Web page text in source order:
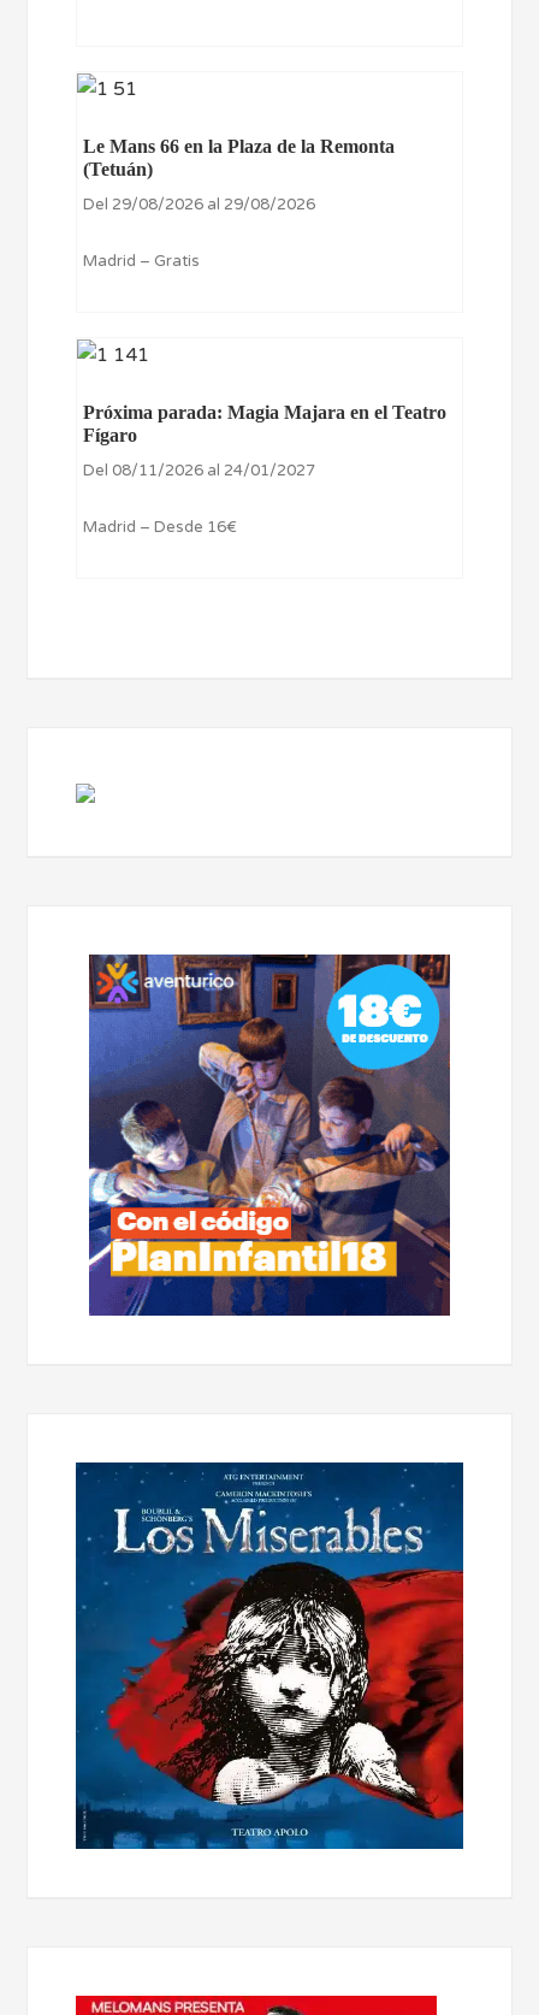
Le Mans 66 en la Plaza de la Remonta
(Tetuán)
Del 29/08/2026 al 29/08/2026
Madrid – Gratis
Próxima parada: Magia Majara en el Teatro
Fígaro
Del 08/11/2026 al 24/01/2027
Madrid – Desde 16€